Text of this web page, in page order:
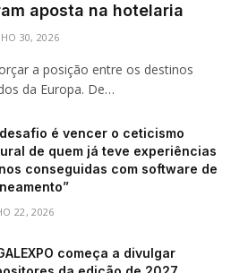
aposta na hotelaria
30, 2026
a posição entre os destinos
da Europa. De…
desafio é vencer o ceticismo
de quem já teve experiências
conseguidas com software de
22, 2026
começa a divulgar